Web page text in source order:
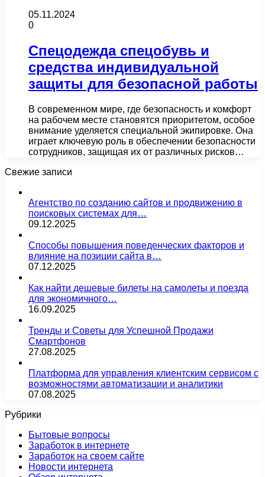
05.11.2024
0
Спецодежда спецобувь и
средства индивидуальной
защиты для безопасной работы
В современном мире, где безопасность и комфорт
на рабочем месте становятся приоритетом, особое
внимание уделяется специальной экипировке. Она
играет ключевую роль в обеспечении безопасности
сотрудников, защищая их от различных рисков…
Свежие записи
Агентство по созданию сайтов и продвижению в
поисковых системах для…
09.12.2025
Способы повышения поведенческих факторов и
влияние на позиции сайта в…
07.12.2025
Как найти дешевые билеты на самолеты и поезда
для экономичного…
16.09.2025
Тренды и Советы для Успешной Продажи
Смартфонов
27.08.2025
Платформа для управления клиентским сервисом с
возможностями автоматизации и аналитики
07.08.2025
Рубрики
Бытовые вопросы
Заработок в интернете
Заработок на своем сайте
Новости интернета